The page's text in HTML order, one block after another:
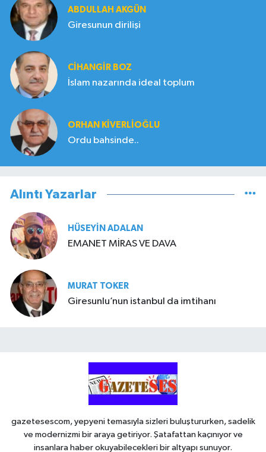
ABDULLAH AKGÜN
Giresunun dirilişi
CIHANGIR BOZ
İslam nazarında ideal toplum
ORHAN KIVERLIOĞLU
Ordu bahsinde..
Alıntı Yazarlar
HÜSEYIN ADALAN
EMANET MİRAS VE DAVA
MURAT TOKER
Giresunlu’nun istanbul da imtihanı
gazetesescom, yepyeni temasıyla sizleri buluştururken, sadelik
ve modernizmi bir araya getiriyor. Şatafattan kaçınıyor ve
insanlara haber okuyabilecekleri bir altyapı sunuyor.